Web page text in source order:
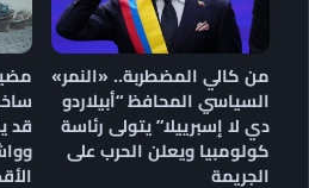
من كالي المضطربة.. «النمر»
السياسي المحافظ “أبيلاردو
دي لا إسبرييلا” يتولى رئاسة
كولومبيا ويعلن الحرب على
الجريمة
قد